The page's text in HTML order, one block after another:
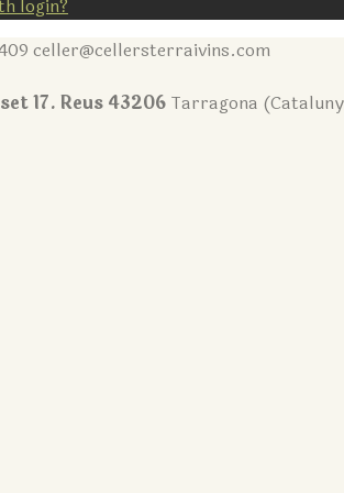
login?
celler@cellersterraivins.com
17. Reus 43206 Tarragona